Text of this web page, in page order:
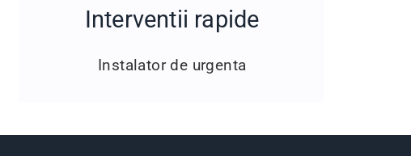
Interventii rapide
Instalator de urgenta